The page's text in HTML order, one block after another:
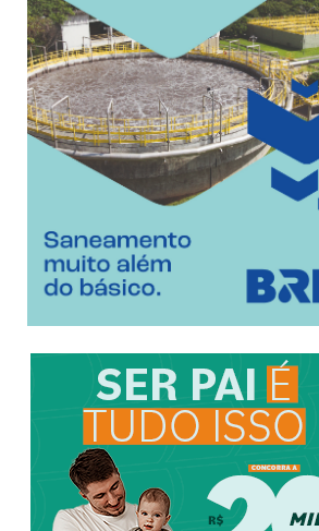
[ 07/08/2026 ]
[ 07/08/2026 ] SC e
[ 07/08/2026 ]
[ 07/08/2026 ]